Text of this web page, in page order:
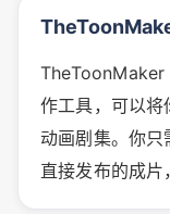
TheToonMaker
作工具，可以
动画剧集。你
直接发布的成片